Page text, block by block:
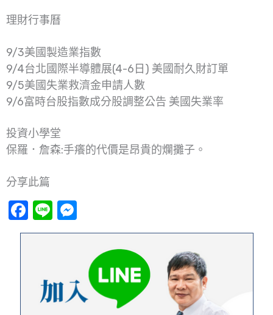
理財行事曆
9/3美國製造業指數
9/4台北國際半導體展(4-6日) 美國耐久財訂單
9/5美國失業救濟金申請人數
9/6富時台股指數成分股調整公告 美國失業率
投資小學堂
保羅．詹森:手癢的代價是昂貴的爛攤子。
分享此篇
Facebook
Line